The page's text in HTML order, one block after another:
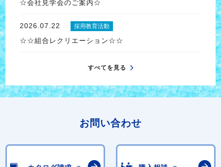
☆会社見学会のご案内☆
2026.07.22 採用教育活動
☆☆組合レクリエーション☆☆
すべてを見る
お問い合わせ